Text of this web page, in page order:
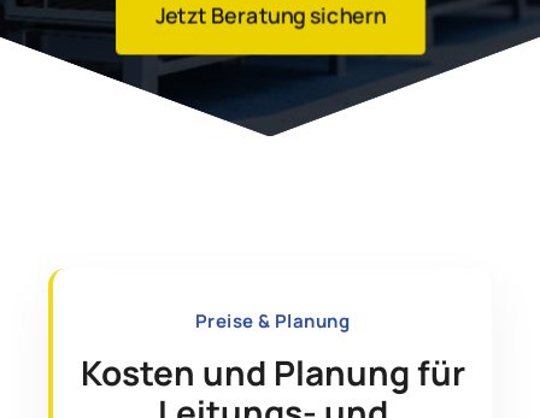
Jetzt Beratung sichern
Preise & Planung
Kosten und Planung für